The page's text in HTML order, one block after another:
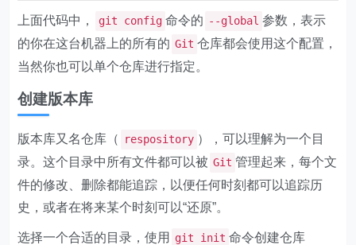
上面代码中， git config 命令的 --global 参数，表示
的你在这台机器上的所有的 Git 仓库都会使用这个配置，
当然你也可以单个仓库进行指定。
创建版本库
版本库又名仓库（ respository ），可以理解为一个目
录。这个目录中所有文件都可以被 Git 管理起来，每个文
件的修改、删除都能追踪，以便任何时刻都可以追踪历
史，或者在将来某个时刻可以“还原”。
选择一个合适的目录，使用 git init 命令创建仓库